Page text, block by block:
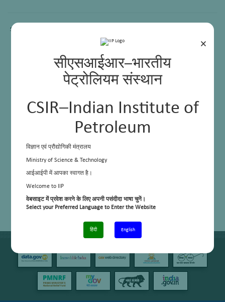
×
सीएसआईआर–भारतीय
पेट्रोलियम संस्थान
CSIR–Indian Institute of
Petroleum
विज्ञान एवं प्रौद्योगिकी मंत्रालय
Ministry of Science & Technology
आईआईपी में आपका स्वागत है।
Welcome to IIP
वेबसाइट में प्रवेश करने के लिए अपनी पसंदीदा भाषा चुनें।
Select your Preferred Language to Enter the Website
हिंदी English
Sorry, this entry is only available in